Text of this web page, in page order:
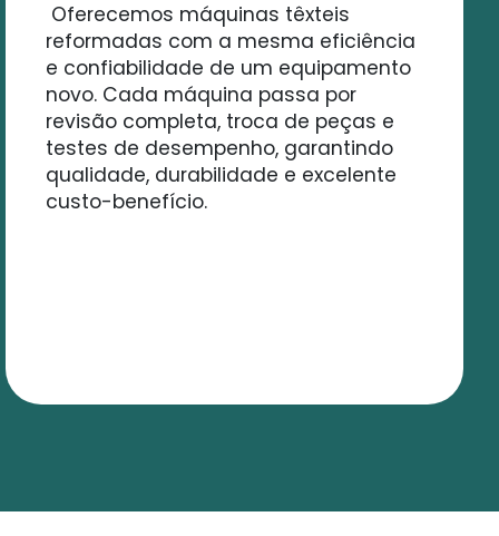
Oferecemos máquinas têxteis
reformadas com a mesma eficiência
e confiabilidade de um equipamento
novo. Cada máquina passa por
revisão completa, troca de peças e
testes de desempenho, garantindo
qualidade, durabilidade e excelente
custo-benefício.